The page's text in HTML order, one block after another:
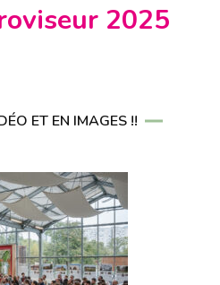
2025
ET EN IMAGES !!